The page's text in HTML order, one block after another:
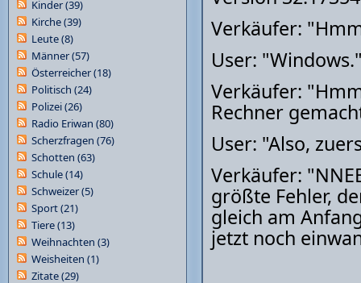
Verkäufer:
User:
Verkäufer:
Rechner
User: "Also,
Verkäufer:
größte Fehler,
gleich am
jetzt noch
Kinder(39)
Kirche(39)
Leute(8)
Männer(57)
Österreicher(18)
Politisch (24)
Polizei(26)
Radio Eriwan (80)
Scherzfragen (76)
Schotten (63)
Schule(14)
Schweizer(5)
Sport(21)
Tiere(13)
Weihnachten (3)
Weisheiten (1)
Zitate(29)